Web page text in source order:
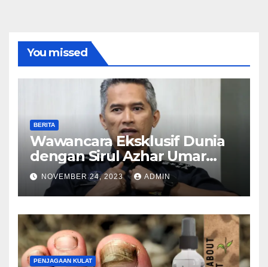
You missed
BERITA
Wawancara Eksklusif Dunia
dengan Sirul Azhar Umar
mengenai Pembunuhan
Malaysia
NOVEMBER 24, 2023 ADMIN
PENJAGAAN KULAT